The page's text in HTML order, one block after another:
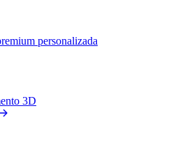
personalizada
3D